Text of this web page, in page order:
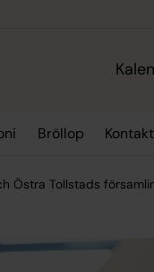
Bröllop Kontakt
Östra Tollstads